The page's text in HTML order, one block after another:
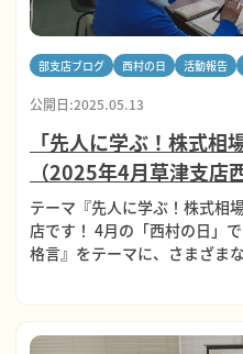
部支店ブログ 西村の日 活動報告
公開日:2025.05.13
「先人に学ぶ！株式相
（2025年4月草津支店
テーマ『先人に学ぶ！株式相
店です！ 4月の「西村の日」
格言』をテーマに、さまざま